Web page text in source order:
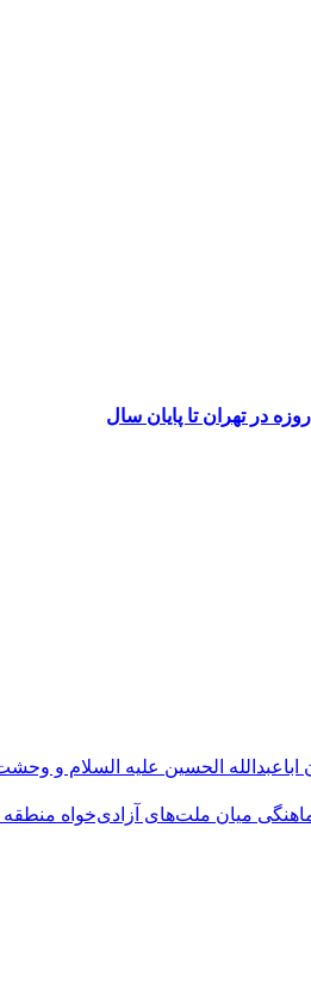
الحسین علیه السلام و
میان ملت‌های آزادی‌خواه